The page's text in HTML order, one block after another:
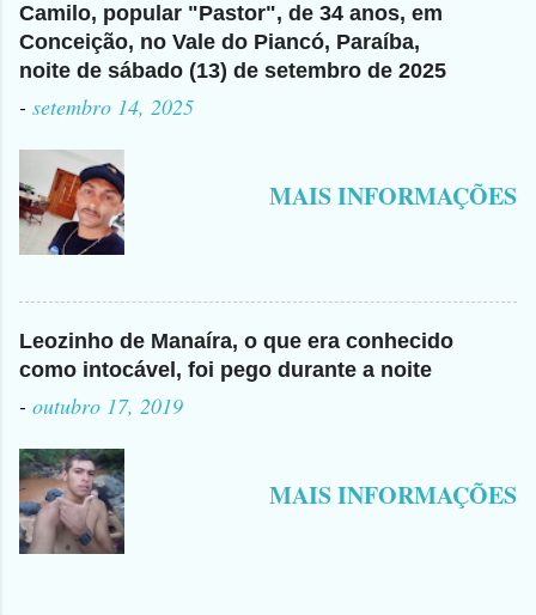
Camilo, popular "Pastor", de 34 anos, em
Conceição, no Vale do Piancó, Paraíba,
noite de sábado (13) de setembro de 2025
- setembro 14, 2025
MAIS INFORMAÇÕES
Leozinho de Manaíra, o que era conhecido
como intocável, foi pego durante a noite
- outubro 17, 2019
MAIS INFORMAÇÕES